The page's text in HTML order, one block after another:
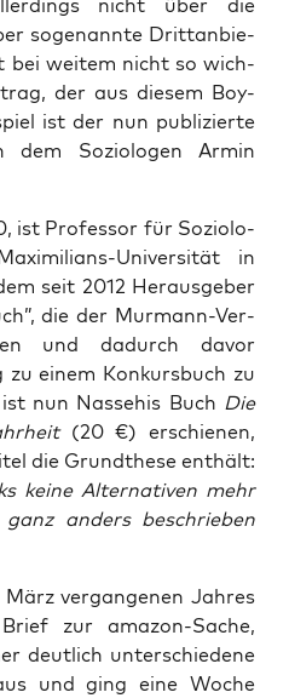
nicht über die
soge­nann­te Dritt­an­bie­
bei wei­tem nicht so wich­
der aus die­sem Boy­
ist der nun publi­zier­te
dem Sozio­lo­gen Armin
ist Pro­fes­sor für Sozio­lo­
Uni­ver­si­tät in
seit 2012 Her­aus­ge­ber
die der Mur­mann-Ver­
und dadurch davor
einem Kon­kurs­buch zu
nun Nas­sehis Buch Die
(20 €) erschie­nen,
die Grund­the­se ent­hält:
kei­ne Alter­na­ti­ven mehr
anders beschrie­ben
ver­gan­ge­nen Jah­res
zur ama­zon-Sache,
deut­lich unter­schie­de­ne
und ging eine Woche